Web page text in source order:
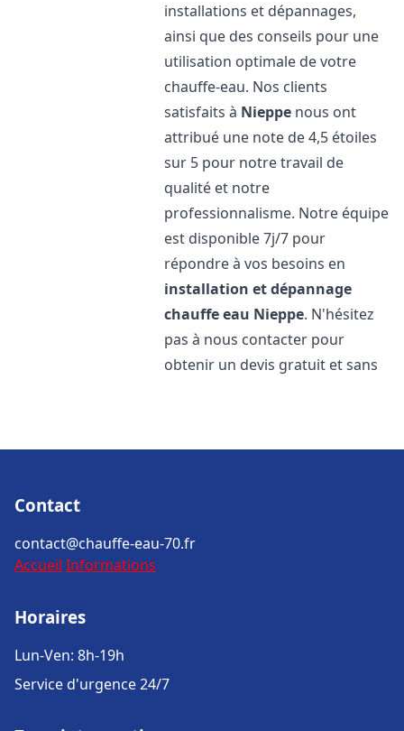
installations et dépannages,
ainsi que des conseils pour une
utilisation optimale de votre
chauffe-eau. Nos clients
satisfaits à Nieppe nous ont
attribué une note de 4,5 étoiles
sur 5 pour notre travail de
qualité et notre
professionnalisme. Notre équipe
est disponible 7j/7 pour
répondre à vos besoins en
installation et dépannage
chauffe eau Nieppe. N'hésitez
pas à nous contacter pour
obtenir un devis gratuit et sans
Contact
contact@chauffe-eau-70.fr
Accueil Informations
Horaires
Lun-Ven: 8h-19h
Service d'urgence 24/7